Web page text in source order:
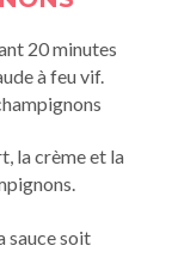
20 minutes
à feu vif.
la crème et la
sauce soit